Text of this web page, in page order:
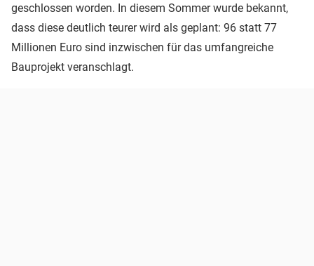
geschlossen worden. In diesem Sommer wurde bekannt,
dass diese deutlich teurer wird als geplant: 96 statt 77
Millionen Euro sind inzwischen für das umfangreiche
Bauprojekt veranschlagt.